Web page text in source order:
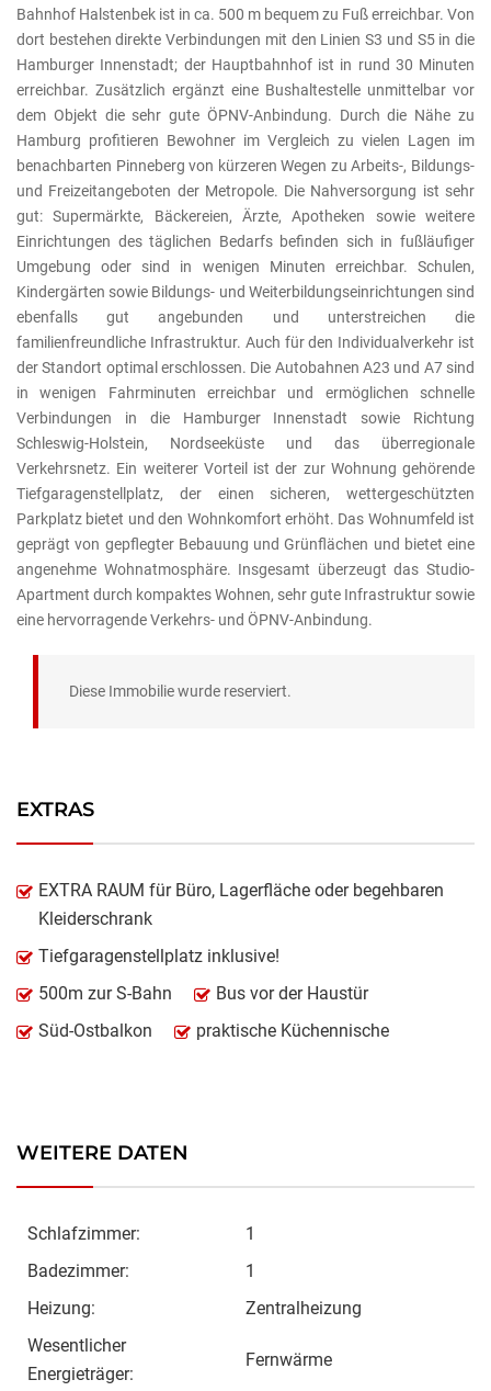
Bahnhof Halstenbek ist in ca. 500 m bequem zu Fuß erreichbar. Von
dort bestehen direkte Verbindungen mit den Linien S3 und S5 in die
Hamburger Innenstadt; der Hauptbahnhof ist in rund 30 Minuten
erreichbar. Zusätzlich ergänzt eine Bushaltestelle unmittelbar vor
dem Objekt die sehr gute ÖPNV-Anbindung. Durch die Nähe zu
Hamburg profitieren Bewohner im Vergleich zu vielen Lagen im
benachbarten Pinneberg von kürzeren Wegen zu Arbeits-, Bildungs-
und Freizeitangeboten der Metropole. Die Nahversorgung ist sehr
gut: Supermärkte, Bäckereien, Ärzte, Apotheken sowie weitere
Einrichtungen des täglichen Bedarfs befinden sich in fußläufiger
Umgebung oder sind in wenigen Minuten erreichbar. Schulen,
Kindergärten sowie Bildungs- und Weiterbildungseinrichtungen sind
ebenfalls gut angebunden und unterstreichen die
familienfreundliche Infrastruktur. Auch für den Individualverkehr ist
der Standort optimal erschlossen. Die Autobahnen A23 und A7 sind
in wenigen Fahrminuten erreichbar und ermöglichen schnelle
Verbindungen in die Hamburger Innenstadt sowie Richtung
Schleswig-Holstein, Nordseeküste und das überregionale
Verkehrsnetz. Ein weiterer Vorteil ist der zur Wohnung gehörende
Tiefgaragenstellplatz, der einen sicheren, wettergeschützten
Parkplatz bietet und den Wohnkomfort erhöht. Das Wohnumfeld ist
geprägt von gepflegter Bebauung und Grünflächen und bietet eine
angenehme Wohnatmosphäre. Insgesamt überzeugt das Studio-
Apartment durch kompaktes Wohnen, sehr gute Infrastruktur sowie
eine hervorragende Verkehrs- und ÖPNV-Anbindung.
Diese Immobilie wurde reserviert.
EXTRAS
EXTRA RAUM für Büro, Lagerfläche oder begehbaren
Kleiderschrank
Tiefgaragenstellplatz inklusive!
500m zur S-Bahn
Bus vor der Haustür
Süd-Ostbalkon
praktische Küchennische
WEITERE DATEN
Schlafzimmer:
1
Badezimmer:
1
Heizung:
Zentralheizung
Wesentlicher
Energieträger:
Fernwärme